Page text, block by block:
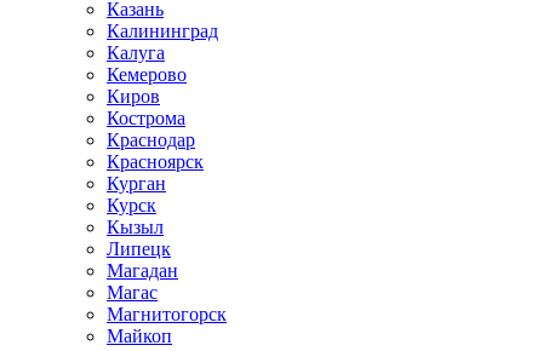
Казань
Калининград
Калуга
Кемерово
Киров
Кострома
Краснодар
Красноярск
Курган
Курск
Кызыл
Липецк
Магадан
Магас
Магнитогорск
Майкоп